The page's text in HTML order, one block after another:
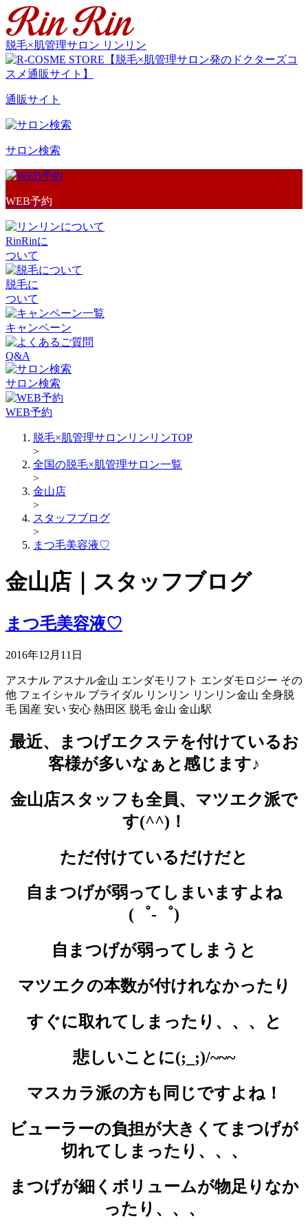
脱毛×肌管理サロン リンリン
通販サイト
サロン検索
WEB予約
RinRinに
ついて
脱毛に
ついて
キャンペーン
Q&A
サロン検索
WEB予約
脱毛×肌管理サロンリンリンTOP
>
全国の脱毛×肌管理サロン一覧
>
金山店
>
スタッフブログ
>
まつ毛美容液♡
金山店｜スタッフブログ
まつ毛美容液♡
2016年12月11日
アスナル アスナル金山 エンダモリフト エンダモロジー その
他 フェイシャル ブライダル リンリン リンリン金山 全身脱
毛 国産 安い 安心 熱田区 脱毛 金山 金山駅
最近、まつげエクステを付けているお
客様が多いなぁと感じます♪
金山店スタッフも全員、マツエク派で
す(^^)！
ただ付けているだけだと
自まつげが弱ってしまいますよね
(゜-゜)
自まつげが弱ってしまうと
マツエクの本数が付けれなかったり
すぐに取れてしまったり、、、と
悲しいことに(;_;)/~~~
マスカラ派の方も同じですよね！
ビューラーの負担が大きくてまつげが
切れてしまったり、、、
まつげが細くボリュームが物足りなか
ったり、、、